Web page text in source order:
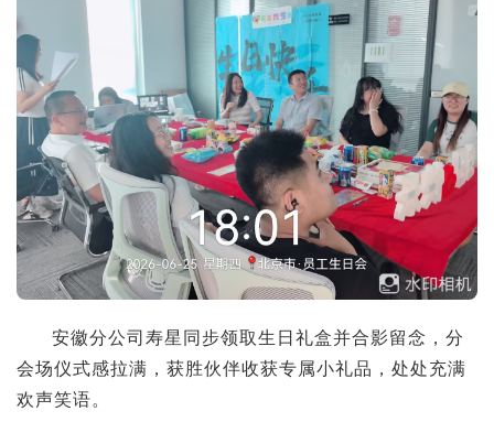
安徽分公司寿星同步领取生日礼盒并合影留念，分
会场仪式感拉满，获胜伙伴收获专属小礼品，处处充满
欢声笑语。